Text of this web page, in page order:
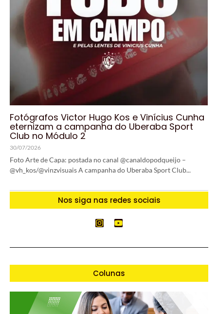
Fotógrafos Victor Hugo Kos e Vinícius Cunha
eternizam a campanha do Uberaba Sport
Club no Módulo 2
30/07/2026
Foto Arte de Capa: postada no canal @canaldopodqueijo –
@vh_kos/@vinzvisuais A campanha do Uberaba Sport Club...
Nos siga nas redes sociais
Colunas